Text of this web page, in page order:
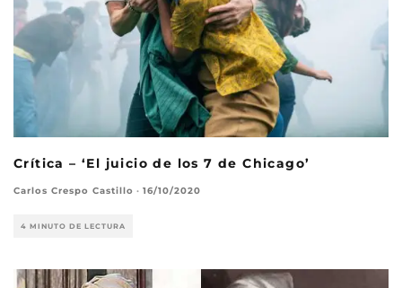
Crítica – ‘El juicio de los 7 de Chicago’
Carlos Crespo Castillo · 16/10/2020
4 MINUTO DE LECTURA